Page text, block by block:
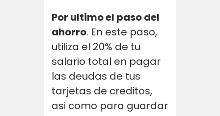
Por ultimo el paso del
ahorro. En este paso,
utiliza el 20% de tu
salario total en pagar
las deudas de tus
tarjetas de creditos,
asi como para guardar